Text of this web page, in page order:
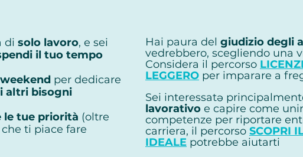
di solo lavoro, e sei
il tuo tempo
weekend per dedicare
altri bisogni
le tue priorità (oltre
ti piace fare
Hai paura del giudizio degli
vedrebbero, scegliendo una
Considera il percorso
LEGGERO per imparare a
Sei interessatə
lavorativo e capire come
competenze per riportare
carriera, il percorso SCOPRI
IDEALE potrebbe aiutarti